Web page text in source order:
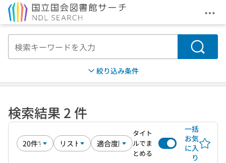
メ
検索
絞り込み条件
検索結果 2 件
タイト
ルでま
とめる
一括
お気
に入
り